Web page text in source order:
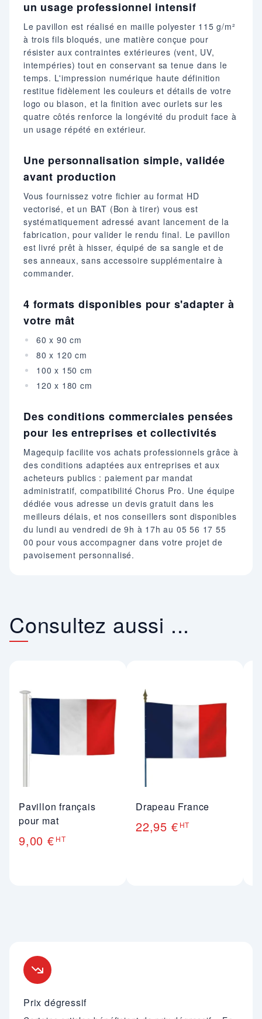
un usage professionnel intensif
Le pavillon est réalisé en maille polyester 115 g/m²
à trois fils bloqués, une matière conçue pour
résister aux contraintes extérieures (vent, UV,
intempéries) tout en conservant sa tenue dans le
temps. L'impression numérique haute définition
restitue fidèlement les couleurs et détails de votre
logo ou blason, et la finition avec ourlets sur les
quatre côtés renforce la longévité du produit face à
un usage répété en extérieur.
Une personnalisation simple, validée
avant production
Vous fournissez votre fichier au format HD
vectorisé, et un BAT (Bon à tirer) vous est
systématiquement adressé avant lancement de la
fabrication, pour valider le rendu final. Le pavillon
est livré prêt à hisser, équipé de sa sangle et de
ses anneaux, sans accessoire supplémentaire à
commander.
4 formats disponibles pour s'adapter à
votre mât
60 x 90 cm
80 x 120 cm
100 x 150 cm
120 x 180 cm
Des conditions commerciales pensées
pour les entreprises et collectivités
Magequip facilite vos achats professionnels grâce à
des conditions adaptées aux entreprises et aux
acheteurs publics : paiement par mandat
administratif, compatibilité Chorus Pro. Une équipe
dédiée vous adresse un devis gratuit dans les
meilleurs délais, et nos conseillers sont disponibles
du lundi au vendredi de 9h à 17h au 05 56 17 55
00 pour vous accompagner dans votre projet de
pavoisement personnalisé.
Consultez aussi ...
Pavillon français
pour mat
9,00 € HT
Drapeau France
22,95 € HT
Prix dégressif